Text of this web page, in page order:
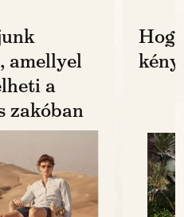
amellyel
a
zakóban